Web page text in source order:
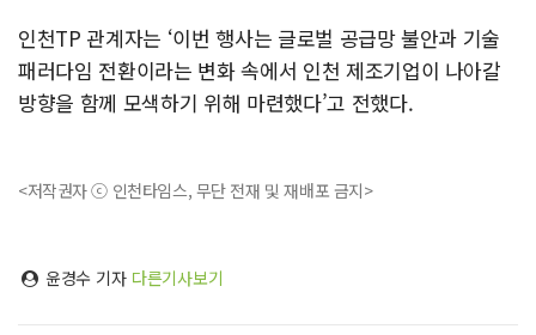
인천TP 관계자는 ‘이번 행사는 글로벌 공급망 불안과 기술
패러다임 전환이라는 변화 속에서 인천 제조기업이 나아갈
방향을 함께 모색하기 위해 마련했다’고 전했다.
<저작권자 ⓒ 인천타임스, 무단 전재 및 재배포 금지>
윤경수 기자 다른기사보기